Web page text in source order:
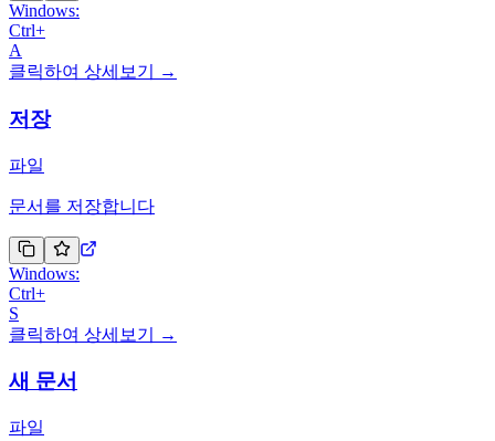
Windows:
Ctrl+
A
클릭하여 상세보기 →
저장
파일
문서를 저장합니다
Windows:
Ctrl+
S
클릭하여 상세보기 →
새 문서
파일